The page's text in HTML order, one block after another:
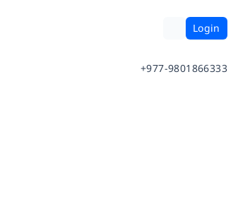
Login
+977-9801866333